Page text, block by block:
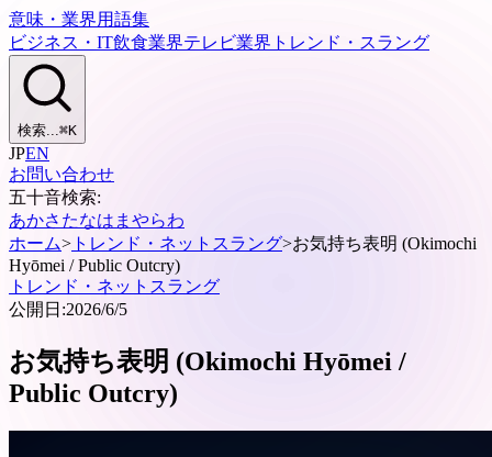
意味・業界用語集
ビジネス・IT飲食業界テレビ業界 トレンド・スラング
検索...⌘K
JPEN
お問い合わせ
五十音検索:
あかさ たなは ま やらわ
ホーム> トレンド・ネットスラング>お気持ち表明 (Okimochi
Hyōmei / Public Outcry)
トレンド・ネットスラング
公開日:2026/6/5
お気持ち表明 (Okimochi Hyōmei /
Public Outcry)